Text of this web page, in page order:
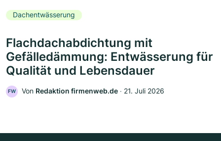
Dachentwässerung
Flachdachabdichtung mit
Gefälledämmung: Entwässerung für
Qualität und Lebensdauer
FW Von Redaktion firmenweb.de ‧ 21. Juli 2026